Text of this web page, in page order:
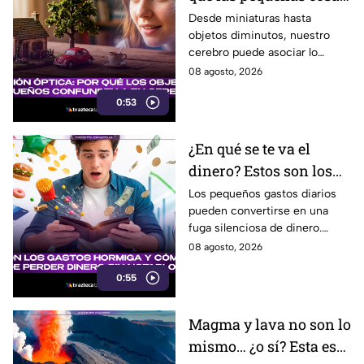
0:53
nos parecen tan
adorables
Desde miniaturas hasta
objetos diminutos, nuestro
cerebro puede asociar lo
pequeño con ternura,
08 agosto, 2026
0:55
¿En qué se te va el
dinero? Estos son los
gastos hormiga que
pueden vaciar tu
bolsillo
Los pequeños gastos diarios
pueden convertirse en una
fuga silenciosa de dinero.
Identificar los llamados gastos
08 agosto, 2026
Magma y lava no son lo
mismo… ¿o sí? Esta es